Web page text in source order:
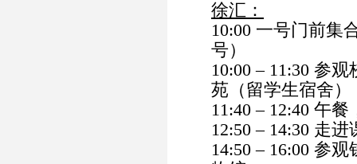
徐汇：
10:00 一号门前集
号）
10:00 – 11:30 参
苑（留学生宿舍）
11:40 – 12:40 午
12:50 – 14:30 走进
14:50 – 16:00 参